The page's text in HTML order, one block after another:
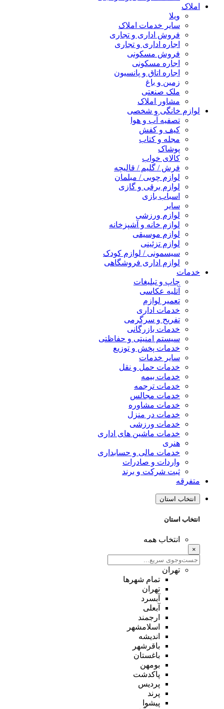
املاک
ویلا
سایر خدمات املاک
فروش اداری و تجاری
اجاره اداری و تجاری
فروش مسکونی
اجاره مسکونی
اجاره اتاق و پانسیون
زمین و باغ
ملک صنعتی
مشاور املاک
لوازم خانگی و شخصی
تصفیه آب و هوا
کیف و کفش
مجله و کتاب
پوشاک
کالای خواب
فرش / گلیم / قالیچه
لوازم چوبی / مبلمان
لوازم برقی و گازی
اسباب بازی
سایر
لوازم ورزشی
لوازم خانه و آشپزخانه
لوازم موسیقی
لوازم تزئینی
سیسمونی / لوازم کودک
لوازم اداری فروشگاهی
خدمات
چاپ و تبلیغات
آتلیه عکاسی
تعمیر لوازم
خدمات اداری
تفریح و سرگرمی
خدمات بازرگانی
سیستم امنیتی و حفاظتی
خدمات پخش و توزیع
سایر خدمات
خدمات حمل و نقل
خدمات بیمه
خدمات ترجمه
خدمات مجالس
خدمات مشاوره
خدمات در منزل
خدمات ورزشی
خدمات ماشین های اداری
هنری
خدمات مالی و حسابداری
واردات و صادرات
ثبت شرکت و برند
متفرقه
انتخاب استان
انتخاب استان
انتخاب همه
×
تهران
تمام شهر‌ها
تهران
آبسرد
آبعلی
ارجمند
اسلامشهر
اندیشه
باقرشهر
باغستان
بومهن
پاکدشت
پردیس
پرند
پیشوا